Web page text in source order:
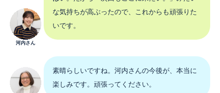
河内さん
な気持ちが高ぶったので、これからも頑張りた
いです。
素晴らしいですね。河内さんの今後が、本当に
楽しみです。頑張ってください。